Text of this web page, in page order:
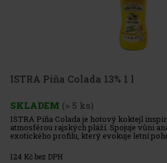
ISTRA Piňa Colada 13% 1 l
SKLADEM (> 5 ks)
ISTRA Piña Colada je hotový koktejl
atmosférou rajských pláží. Spojuje vůni
exotického profilu, který evokuje letní
oceánu. Je to ideální volba pro chvíle, kdy
124 Kč bez DPH